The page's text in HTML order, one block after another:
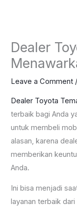
Dealer
Leave a Comment /
Dealer Toyota
terbaik bagi Anda
untuk membeli
alasan, karena
memberikan
Anda.
Ini bisa menjadi
layanan terbaik